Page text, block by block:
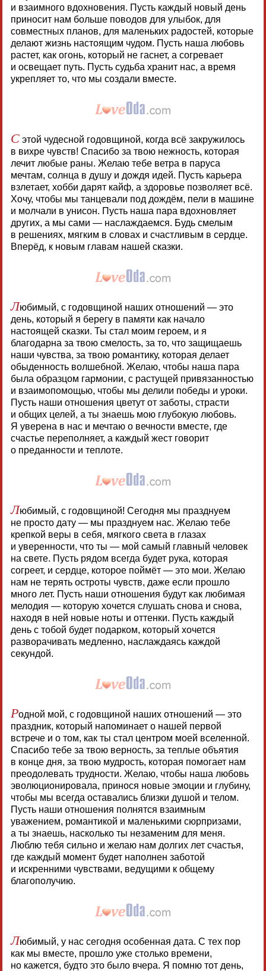
и взаимного вдохновения. Пусть каждый новый день
приносит нам больше поводов для улыбок, для
совместных планов, для маленьких радостей, которые
делают жизнь настоящим чудом. Пусть наша любовь
растет, как огонь, который не гаснет, а согревает
и освещает путь. Пусть судьба хранит нас, а время
укрепляет то, что мы создали вместе.
Сэтой чудесной годовщиной, когда всё закружилось
в вихре чувств! Спасибо за твою нежность, которая
лечит любые раны. Желаю тебе ветра в паруса
мечтам, солнца в душу и дождя идей. Пусть карьера
взлетает, хобби дарят кайф, а здоровье позволяет всё.
Хочу, чтобы мы танцевали под дождём, пели в машине
и молчали в унисон. Пусть наша пара вдохновляет
других, а мы сами — наслаждаемся. Будь смелым
в решениях, мягким в словах и счастливым в сердце.
Вперёд, к новым главам нашей сказки.
Любимый, с годовщиной наших отношений — это
день, который я берегу в памяти как начало
настоящей сказки. Ты стал моим героем, и я
благодарна за твою смелость, за то, что защищаешь
наши чувства, за твою романтику, которая делает
обыденность волшебной. Желаю, чтобы наша пара
была образцом гармонии, с растущей привязанностью
и взаимопомощью, чтобы мы делили победы и уроки.
Пусть наши отношения цветут от заботы, страсти
и общих целей, а ты знаешь мою глубокую любовь.
Я уверена в нас и мечтаю о вечности вместе, где
счастье переполняет, а каждый жест говорит
о преданности и теплоте.
Любимый, с годовщиной! Сегодня мы празднуем
не просто дату — мы празднуем нас. Желаю тебе
крепкой веры в себя, мягкого света в глазах
и уверенности, что ты — мой самый главный человек
на свете. Пусть рядом всегда будет рука, которая
согреет, и сердце, которое поймёт — это мои. Желаю
нам не терять остроты чувств, даже если прошло
много лет. Пусть наши отношения будут как любимая
мелодия — которую хочется слушать снова и снова,
находя в ней новые ноты и оттенки. Пусть каждый
день с тобой будет подарком, который хочется
разворачивать медленно, наслаждаясь каждой
секундой.
Родной мой, с годовщиной наших отношений — это
праздник, который напоминает о нашей первой
встрече и о том, как ты стал центром моей вселенной.
Спасибо тебе за твою верность, за теплые объятия
в конце дня, за твою мудрость, которая помогает нам
преодолевать трудности. Желаю, чтобы наша любовь
эволюционировала, принося новые эмоции и глубину,
чтобы мы всегда оставались близки душой и телом.
Пусть наши отношения полнятся взаимным
уважением, романтикой и маленькими сюрпризами,
а ты знаешь, насколько ты незаменим для меня.
Люблю тебя сильно и желаю нам долгих лет счастья,
где каждый момент будет наполнен заботой
и искренними чувствами, ведущими к общему
благополучию.
Любимый, у нас сегодня особенная дата. С тех пор
как мы вместе, прошло уже столько времени,
но кажется, будто это было вчера. Я помню тот день,